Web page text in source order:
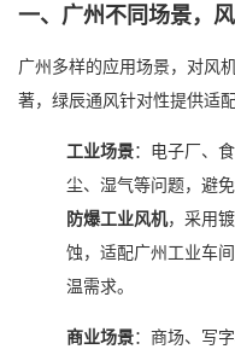
一、广州不同场景，
广州多样的应用场景，对风
著，绿辰通风针对性提供适
工业场景：电子厂、
尘、湿气等问题，避
防爆工业风机，采用
蚀，适配广州工业车
温需求。
商业场景：商场、写